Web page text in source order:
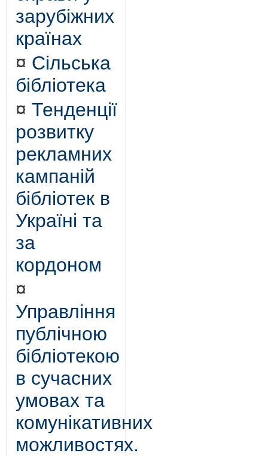
зарубіжних
країнах
¤ Сільська
бібліотека
¤ Тенденції
розвитку
рекламних
кампаній
бібліотек в
Україні та
за
кордоном
¤
Управління
публічною
бібліотекою
в сучасних
умовах та
комунікативних
можливостях.